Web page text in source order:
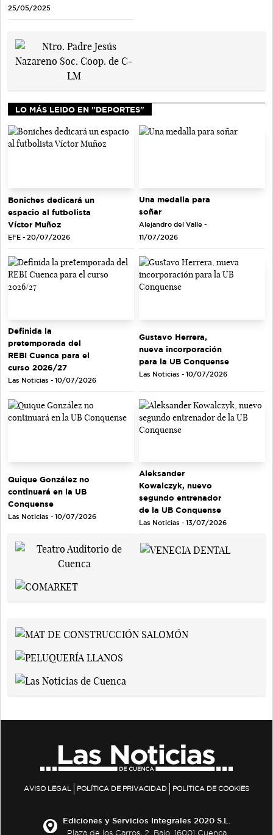
25/05/2025
LO MÁS LEIDO EN "DEPORTES"
Boniches dedicará un
espacio al futbolista
Víctor Muñoz
EFE - 20/07/2026
Una medalla para
soñar
Alejandro del Valle -
11/07/2026
Definida la
pretemporada del
REBI Cuenca para el
curso 2026/27
Las Noticias - 10/07/2026
Gustavo Herrera,
nueva incorporación
para la UB Conquense
Las Noticias - 10/07/2026
Quique González no
continuará en la UB
Conquense
Las Noticias - 10/07/2026
Aleksander
Kowalczyk, nuevo
segundo entrenador
de la UB Conquense
Las Noticias - 13/07/2026
AVISO LEGAL POLÍTICA DE PRIVACIDAD POLÍTICA DE COOKIES
Ediciones y Servicios Integrales 2020 S.L.
Plaza de los Carros, 2. Bajo. 16001 Cuenca